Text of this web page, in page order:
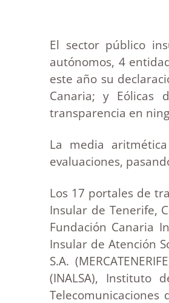
El sector público
autónomos, 4
este año su
Canaria; y Eólicas
transparencia en
La media
evaluaciones,
Los 17 portales de
Insular de Tenerife,
Fundación Canaria
Insular de Atención
S.A.
(INALSA), Instituto
Telecomunicaciones